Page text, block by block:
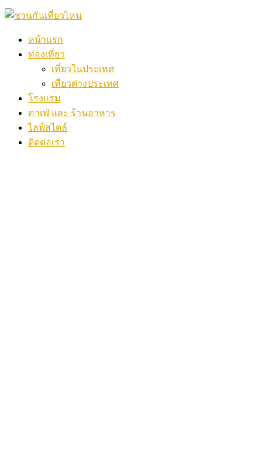
หน้าแรก
ท่องเที่ยว
เที่ยวในประเทศ
เที่ยวต่างประเทศ
โรงแรม
คาเฟ่ และ ร้านอาหาร
ไลฟ์สไตล์
ติดต่อเรา